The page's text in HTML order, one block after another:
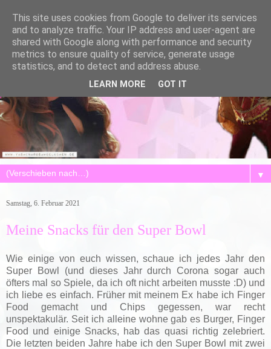
▼
Samstag, 6. Februar 2021
Meine Snacks für den Super Bowl
Wie einige von euch wissen, schaue ich jedes Jahr den
Super Bowl (und dieses Jahr durch Corona sogar auch
öfters mal so Spiele, da ich oft nicht arbeiten musste :D) und
ich liebe es einfach. Früher mit meinem Ex habe ich Finger
Food gemacht und Chips gegessen, war recht
unspektakulär. Seit ich alleine wohne gab es Burger, Finger
Food und einige Snacks, hab das quasi richtig zelebriert.
Die letzten beiden Jahre habe ich den Super Bowl mit zwei
This site uses cookies from Google to deliver its services
and to analyze traffic. Your IP address and user-agent are
shared with Google along with performance and security
metrics to ensure quality of service, generate usage
statistics, and to detect and address abuse.
LEARN MORE GOT IT